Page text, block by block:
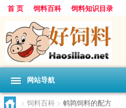
首 页 饲料百科 饲料知识目录
网站导航
> 饲料百科 > 鹌鹑饲料的配方